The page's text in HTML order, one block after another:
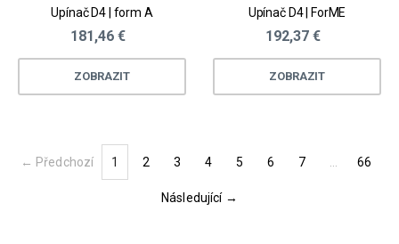
Upínač D4 | form A
181,46 €
ZOBRAZIT
Upínač D4 | ForME
192,37 €
ZOBRAZIT
← Předchozí 1(current)
2 3 4 5 6 7 66
Následující →